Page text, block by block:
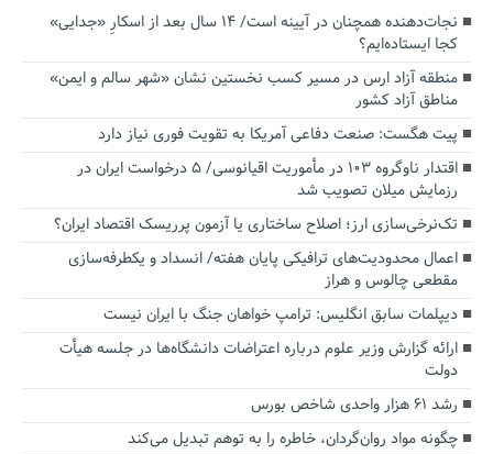
نجات‌دهنده‌ همچنان در آیینه است/ ۱۴ سال بعد از اسکارِ «جدایی»
کجا ایستاده‌ایم؟
منطقه آزاد ارس در مسیر کسب نخستین نشان «شهر سالم و ایمن»
مناطق آزاد کشور
پیت هگست: صنعت دفاعی آمریکا به تقویت فوری نیاز دارد
اقتدار ناوگروه ۱۰۳ در مأموریت‌ اقیانوسی/ ۵ درخواست ایران در
رزمایش میلان تصویب شد
تک‌نرخی‌سازی ارز؛ اصلاح ساختاری یا آزمون پرریسک اقتصاد ایران؟
اعمال محدودیت‌های ترافیکی پایان هفته/ انسداد و یکطرفه‌سازی
مقطعی چالوس و هراز
دیپلمات سابق انگلیس:‌ ترامپ خواهان جنگ با ایران نیست
ارائه گزارش وزیر علوم درباره اعتراضات دانشگاه‌ها در جلسه هیأت
دولت
رشد ۶۱ هزار واحدی شاخص بورس
چگونه مواد روان‌گردان، خاطره را به توهم تبدیل می‌کند